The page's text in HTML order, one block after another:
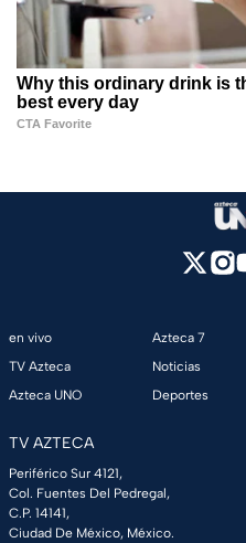
en vivo
TV Azteca
Azteca UNO
Azteca 7
Noticias
Deportes
TV AZTECA
Periférico Sur 4121,
Col. Fuentes Del Pedregal,
C.P. 14141,
Ciudad De México, México.